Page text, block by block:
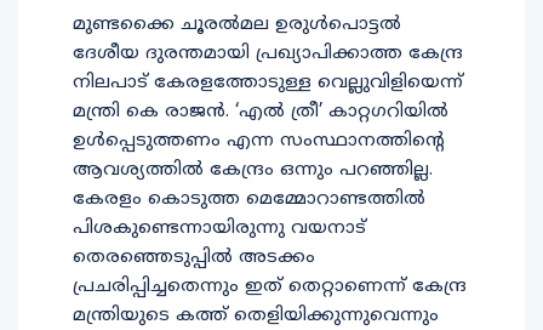
മുണ്ടക്കൈ ചൂരല്‍മല ഉരുള്‍പൊട്ടല്‍
ദേശീയ ദുരന്തമായി പ്രഖ്യാപിക്കാത്ത കേന്ദ്ര
നിലപാട് കേരളത്തോടുള്ള വെല്ലുവിളിയെന്ന്
മന്ത്രി കെ രാജന്‍. ‘എല്‍ ത്രീ’ കാറ്റഗറിയില്‍
ഉള്‍പ്പെടുത്തണം എന്ന സംസ്ഥാനത്തിന്റെ
ആവശ്യത്തില്‍ കേന്ദ്രം ഒന്നും പറഞ്ഞില്ല.
കേരളം കൊടുത്ത മെമ്മോറാണ്ടത്തില്‍
പിശകുണ്ടെന്നായിരുന്നു വയനാട്
തെരഞ്ഞെടുപ്പില്‍ അടക്കം
പ്രചരിപ്പിച്ചതെന്നും ഇത് തെറ്റാണെന്ന് കേന്ദ്ര
മന്ത്രിയുടെ കത്ത് തെളിയിക്കുന്നുവെന്നും